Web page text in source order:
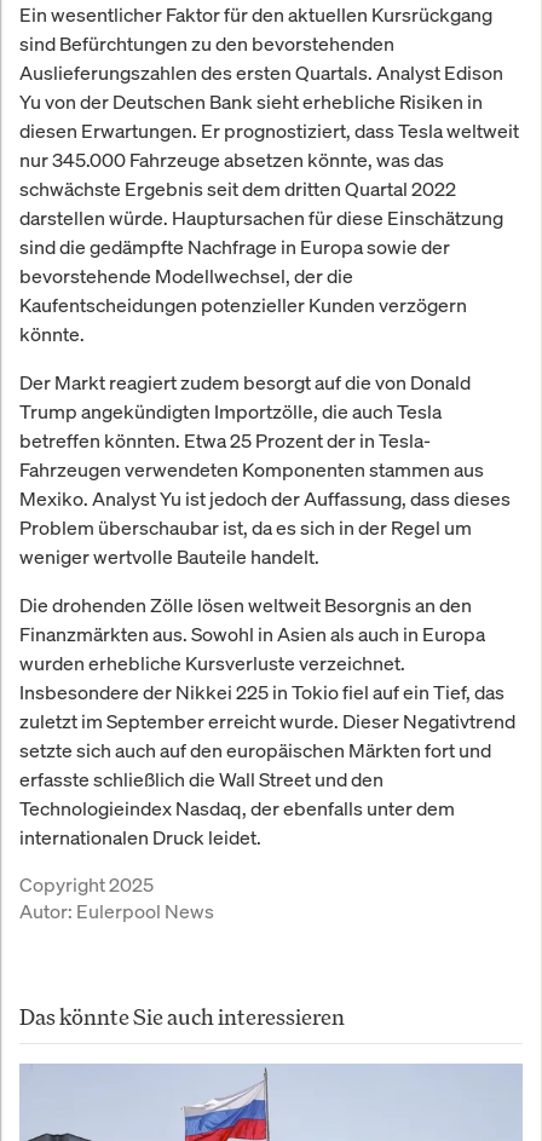
Ein wesentlicher Faktor für den aktuellen Kursrückgang
sind Befürchtungen zu den bevorstehenden
Auslieferungszahlen des ersten Quartals. Analyst Edison
Yu von der Deutschen Bank sieht erhebliche Risiken in
diesen Erwartungen. Er prognostiziert, dass Tesla weltweit
nur 345.000 Fahrzeuge absetzen könnte, was das
schwächste Ergebnis seit dem dritten Quartal 2022
darstellen würde. Hauptursachen für diese Einschätzung
sind die gedämpfte Nachfrage in Europa sowie der
bevorstehende Modellwechsel, der die
Kaufentscheidungen potenzieller Kunden verzögern
könnte.
Der Markt reagiert zudem besorgt auf die von Donald
Trump angekündigten Importzölle, die auch Tesla
betreffen könnten. Etwa 25 Prozent der in Tesla-
Fahrzeugen verwendeten Komponenten stammen aus
Mexiko. Analyst Yu ist jedoch der Auffassung, dass dieses
Problem überschaubar ist, da es sich in der Regel um
weniger wertvolle Bauteile handelt.
Die drohenden Zölle lösen weltweit Besorgnis an den
Finanzmärkten aus. Sowohl in Asien als auch in Europa
wurden erhebliche Kursverluste verzeichnet.
Insbesondere der Nikkei 225 in Tokio fiel auf ein Tief, das
zuletzt im September erreicht wurde. Dieser Negativtrend
setzte sich auch auf den europäischen Märkten fort und
erfasste schließlich die Wall Street und den
Technologieindex Nasdaq, der ebenfalls unter dem
internationalen Druck leidet.
Copyright 2025
Autor: Eulerpool News
Das könnte Sie auch interessieren